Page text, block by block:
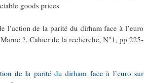
goods prices
l’action de la parité du dirham face à l’euro
?, Cahier de la recherche, N°1, pp 225-
de la parité du dirham face à l’euro sur